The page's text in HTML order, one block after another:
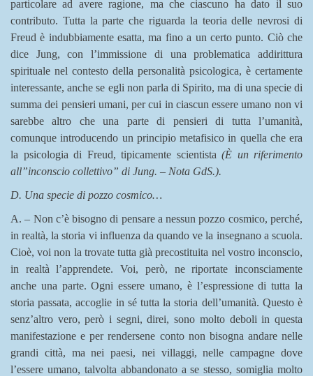
particolare ad avere ragione, ma che ciascuno ha dato il suo
contributo. Tutta la parte che riguarda la teoria delle nevrosi di
Freud è indubbiamente esatta, ma fino a un certo punto. Ciò che
dice Jung, con l’immissione di una problematica addirittura
spirituale nel contesto della personalità psicologica, è certamente
interessante, anche se egli non parla di Spirito, ma di una specie di
summa dei pensieri umani, per cui in ciascun essere umano non vi
sarebbe altro che una parte di pensieri di tutta l’umanità,
comunque introducendo un principio metafisico in quella che era
la psicologia di Freud, tipicamente scientista (È un riferimento
all”inconscio collettivo” di Jung. – Nota GdS.).
D. Una specie di pozzo cosmico…
A. – Non c’è bisogno di pensare a nessun pozzo cosmico, perché,
in realtà, la storia vi influenza da quando ve la insegnano a scuola.
Cioè, voi non la trovate tutta già precostituita nel vostro inconscio,
in realtà l’apprendete. Voi, però, ne riportate inconsciamente
anche una parte. Ogni essere umano, è l’espressione di tutta la
storia passata, accoglie in sé tutta la storia dell’umanità. Questo è
senz’altro vero, però i segni, direi, sono molto deboli in questa
manifestazione e per rendersene conto non bisogna andare nelle
grandi città, ma nei paesi, nei villaggi, nelle campagne dove
l’essere umano, talvolta abbandonato a se stesso, somiglia molto